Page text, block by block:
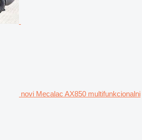
novi Mecalac AX850 multifunkcionalni